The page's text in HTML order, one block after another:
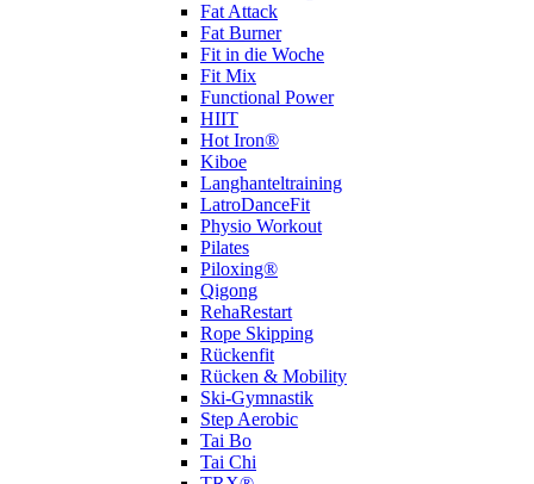
Fat Attack
Fat Burner
Fit in die Woche
Fit Mix
Functional Power
HIIT
Hot Iron®
Kiboe
Langhanteltraining
LatroDanceFit
Physio Workout
Pilates
Piloxing®
Qigong
RehaRestart
Rope Skipping
Rückenfit
Rücken & Mobility
Ski-Gymnastik
Step Aerobic
Tai Bo
Tai Chi